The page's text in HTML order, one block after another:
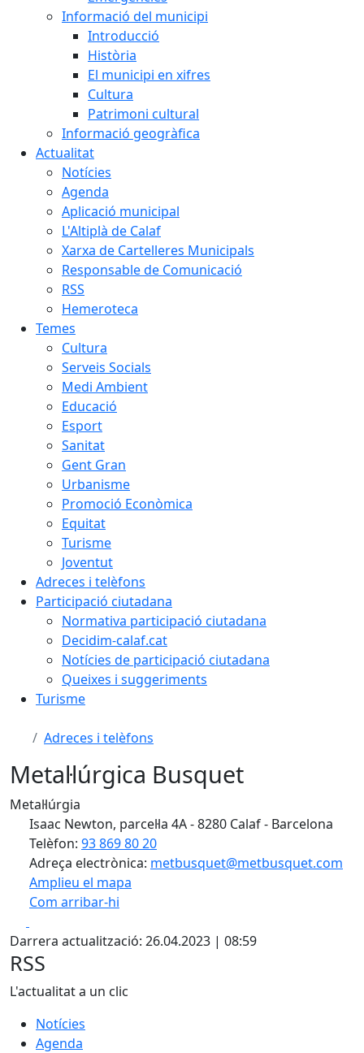
Informació del municipi
Introducció
Història
El municipi en xifres
Cultura
Patrimoni cultural
Informació geogràfica
Actualitat
Notícies
Agenda
Aplicació municipal
L'Altiplà de Calaf
Xarxa de Cartelleres Municipals
Responsable de Comunicació
RSS
Hemeroteca
Temes
Cultura
Serveis Socials
Medi Ambient
Educació
Esport
Sanitat
Gent Gran
Urbanisme
Promoció Econòmica
Equitat
Turisme
Joventut
Adreces i telèfons
Participació ciutadana
Normativa participació ciutadana
Decidim-calaf.cat
Notícies de participació ciutadana
Queixes i suggeriments
Turisme
Adreces i telèfons
Metal·lúrgica Busquet
Metal·lúrgia
Isaac Newton, parcel·la 4A - 8280 Calaf - Barcelona
Telèfon: 93 869 80 20
Adreça electrònica: metbusquet@metbusquet.com
Amplieu el mapa
Com arribar-hi
+
−
Darrera actualització: 26.04.2023 | 08:59
RSS
L'actualitat a un clic
Notícies
Agenda